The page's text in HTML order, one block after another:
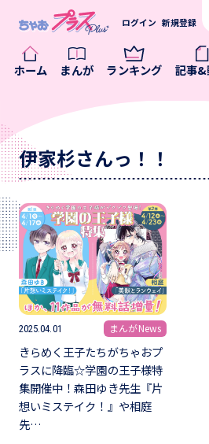
ホーム まんが ランキング 記事&
ログイン 新規登録
伊家杉さんっ！！
2025.04.01 まんがNews
きらめく王子たちがちゃおプ
ラスに降臨☆学園の王子様特
集開催中！森田ゆき先生『片
想いミステイク！』や相庭
先…